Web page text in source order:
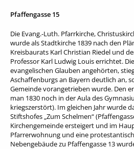
Pfaffengasse 15
Die Evang.-Luth. Pfarrkirche,
wurde als Stadtkirche 1839 nach den
Kreisbaurats Karl Christian Riedel und
Professor Karl Ludwig Louis errichtet.
evangelischen Glauben angehörten,
Aschaffenburgs an Bayern deutlich an,
Gemeinde vorangetrieben wurde. Den
man 1830 noch in der Aula des
kriegszerstört). Im gleichen Jahr wurde
Stiftshofes „Zum Schelmen“
Kirchengemeinde ersteigert und im
Pfarrerwohnung und eine
Nebengebäude zu Pfaffengasse 13